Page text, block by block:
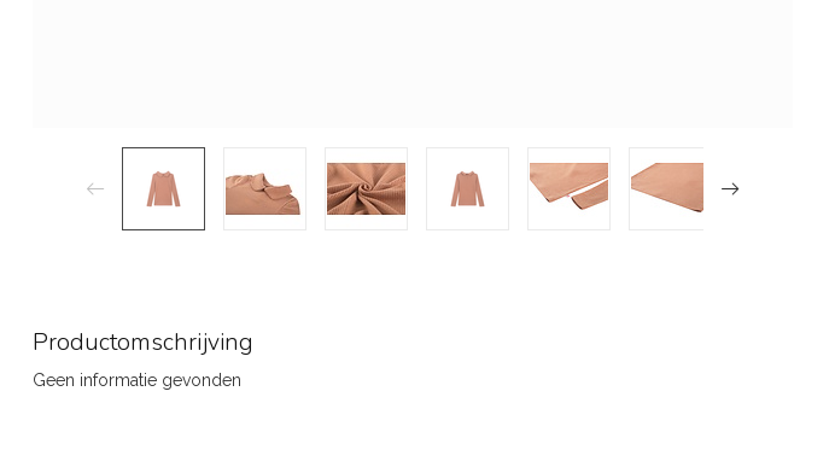
Productomschrijving
Geen informatie gevonden